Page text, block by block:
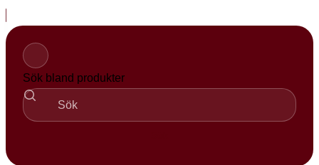
til
innhold
Sök bland produkter